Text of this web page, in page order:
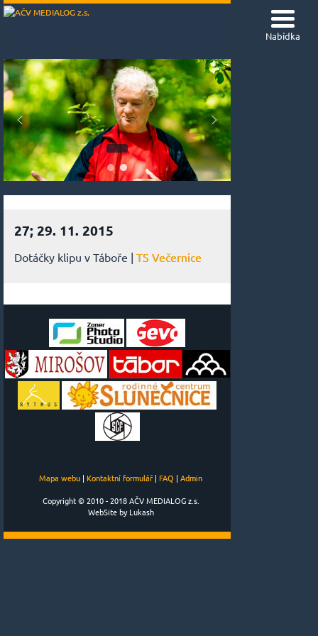
27; 29. 11. 2015
Dotáčky klipu v Táboře | TS Večernice
Mapa webu | Kontaktní formulář | FAQ | Admin
Copyright © 2010 - 2018 AČV MEDIALOG z.s.
WebSite by Lukash
Nabídka